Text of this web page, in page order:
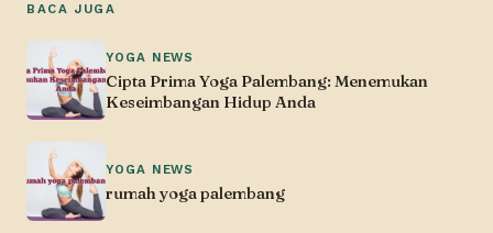
BACA JUGA
YOGA NEWS
Cipta Prima Yoga Palembang: Menemukan
Keseimbangan Hidup Anda
YOGA NEWS
rumah yoga palembang